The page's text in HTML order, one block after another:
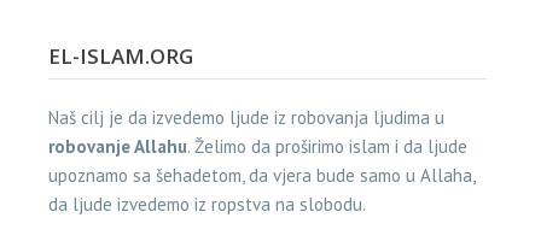
EL-ISLAM.ORG
Naš cilj je da izvedemo ljude iz robovanja ljudima u
robovanje Allahu. Želimo da proširimo islam i da ljude
upoznamo sa šehadetom, da vjera bude samo u Allaha,
da ljude izvedemo iz ropstva na slobodu.